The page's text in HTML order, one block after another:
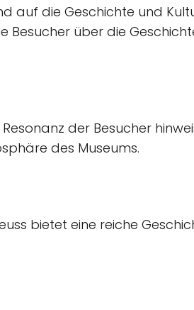
auf die Geschichte und
Besucher über die
der Besucher
des Museums.
bietet eine reiche